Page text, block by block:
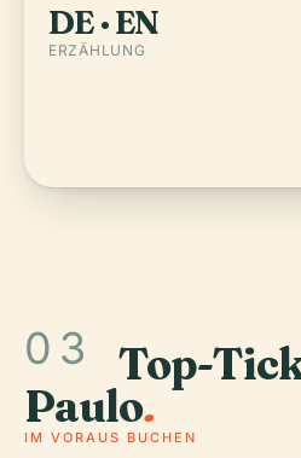
DE · EN
ERZÄHLUNG
03 Top-
Paulo.
IM VORAUS BUCHEN